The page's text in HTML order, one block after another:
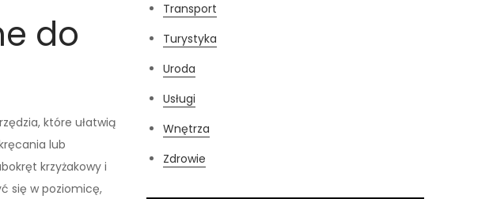
do
które ułatwią
lub
krzyżakowy i
się w poziomicę,
Transport
Turystyka
Uroda
Usługi
Wnętrza
Zdrowie